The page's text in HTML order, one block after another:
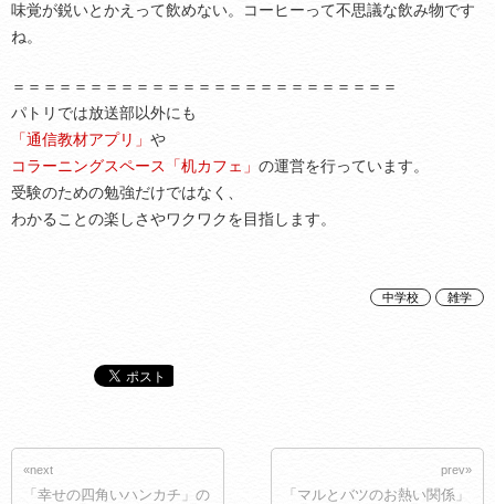
味覚が鋭いとかえって飲めない。コーヒーって不思議な飲み物です
ね。
＝＝＝＝＝＝＝＝＝＝＝＝＝＝＝＝＝＝＝＝＝＝＝＝＝
パトリでは放送部以外にも
「通信教材アプリ」 や
コラーニングスペース「机カフェ」 の運営を行っています。
受験のための勉強だけではなく、
わかることの楽しさやワクワクを目指します。
中学校 雑学
«next
「幸せの四角いハンカチ」の
prev»
「マルとバツのお熱い関係」